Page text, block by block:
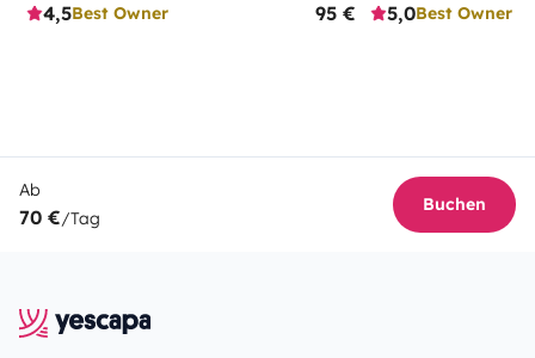
4,5Best Owner 95 €
5,0Best Owner
Ab
70 €/Tag
Buchen